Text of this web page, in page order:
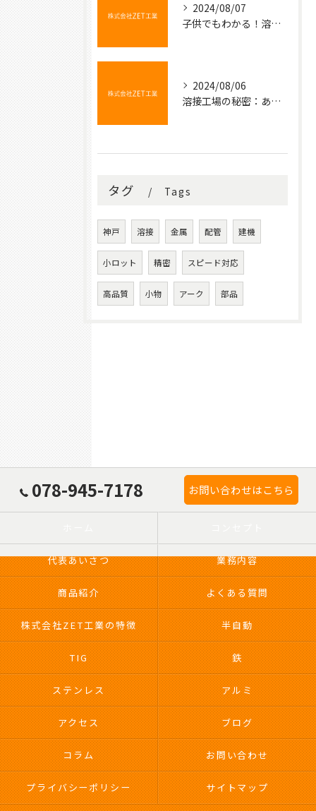
2024/08/07
子供でもわかる！溶接の不思議な世界
2024/08/06
溶接工場の秘密：あなたの知らない金属の結びつき
タグ Tags
神戸 溶接 金属 配管 建機
小ロット 精密 スピード対応
高品質 小物 アーク 部品
078-945-7178 お問い合わせはこちら
代表あいさつ 業務内容
商品紹介 よくある質問
株式会社ZET工業の特徴 半自動
TIG 鉄
ステンレス アルミ
アクセス ブログ
コラム お問い合わせ
プライバシーポリシー サイトマップ